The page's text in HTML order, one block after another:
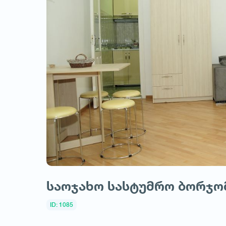
საოჯახო სასტუმრო
ID: 1085